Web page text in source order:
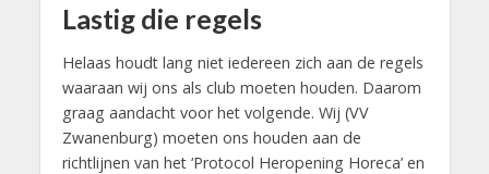
Lastig die regels
Helaas houdt lang niet iedereen zich aan de regels
waaraan wij ons als club moeten houden. Daarom
graag aandacht voor het volgende. Wij (VV
Zwanenburg) moeten ons houden aan de
richtlijnen van het ‘Protocol Heropening Horeca’ en